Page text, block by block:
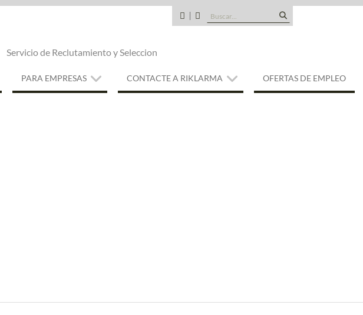
CANDIDATOS
QUE
SOMOS
Buscar:
Servicio de Reclutamiento y Seleccion
PARA EMPRESAS CONTACTE A RIKLARMA OFERTAS DE EMPLEO